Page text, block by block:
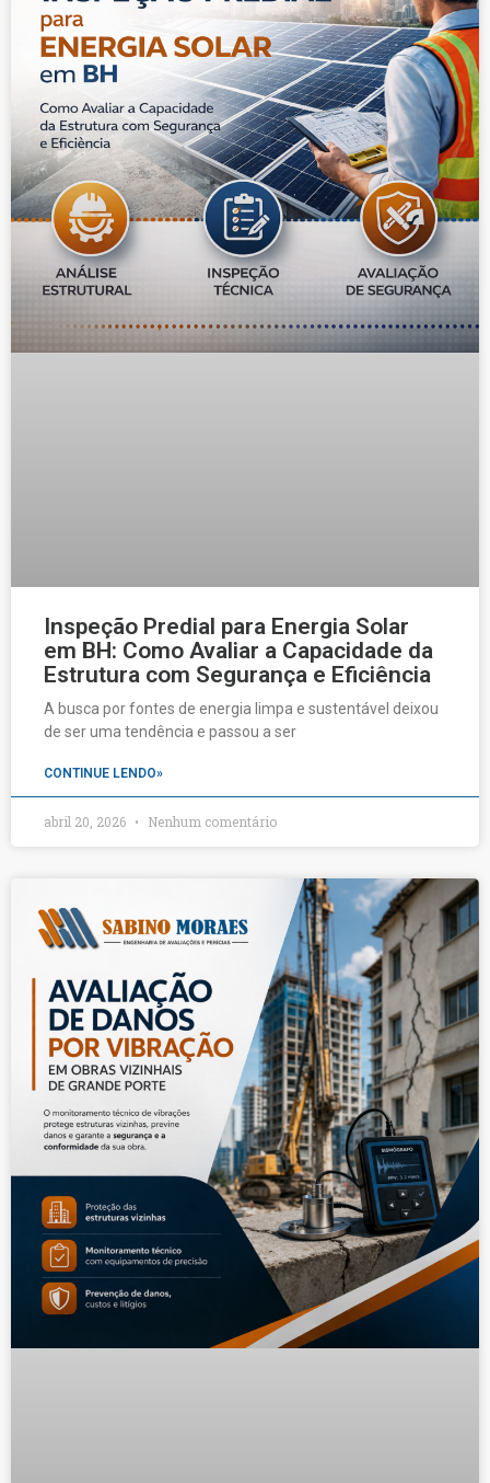
Inspeção Predial para Energia Solar
em BH: Como Avaliar a Capacidade da
Estrutura com Segurança e Eficiência
A busca por fontes de energia limpa e sustentável deixou
de ser uma tendência e passou a ser
CONTINUE LENDO»
abril 20, 2026 Nenhum comentário